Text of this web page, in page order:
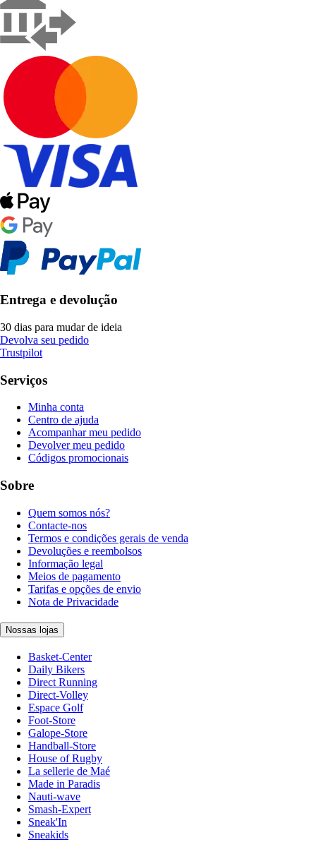
Entrega e devolução
30 dias para mudar de ideia
Devolva seu pedido
Trustpilot
Serviços
Minha conta
Centro de ajuda
Acompanhar meu pedido
Devolver meu pedido
Códigos promocionais
Sobre
Quem somos nós?
Contacte-nos
Termos e condições gerais de venda
Devoluções e reembolsos
Informação legal
Meios de pagamento
Tarifas e opções de envio
Nota de Privacidade
Nossas lojas
Basket-Center
Daily Bikers
Direct Running
Direct-Volley
Espace Golf
Foot-Store
Galope-Store
Handball-Store
House of Rugby
La sellerie de Maé
Made in Paradis
Nauti-wave
Smash-Expert
Sneak'In
Sneakids